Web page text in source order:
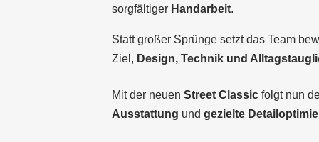
sorgfältiger Handarbeit.
Statt großer Sprünge setzt das Team
Ziel, Design, Technik und
Mit der neuen Street Classicfolgt nun
Ausstattung und gezielte